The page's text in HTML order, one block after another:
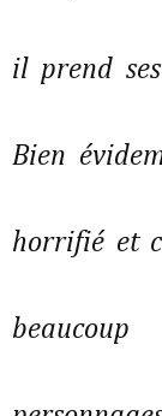
il prend
Bien
horrifié et